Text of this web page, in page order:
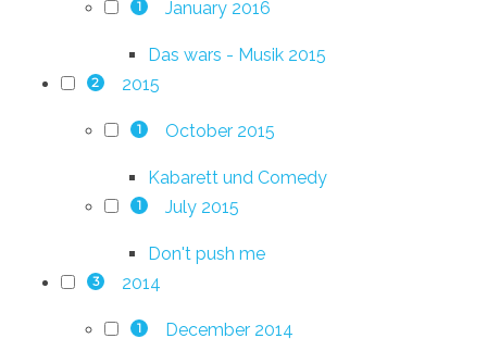
1 January 2016
Das wars - Musik 2015
2 2015
1 October 2015
Kabarett und Comedy
1 July 2015
Don't push me
3 2014
1 December 2014